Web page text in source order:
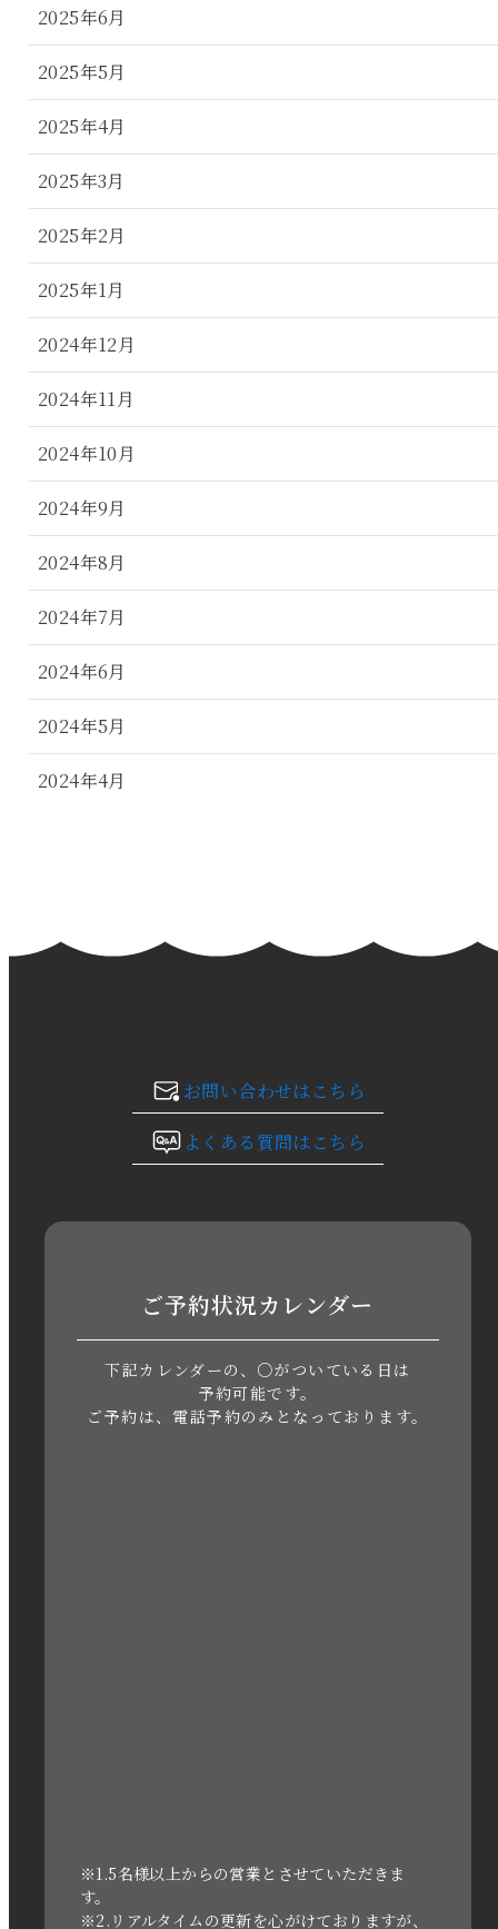
2025年6月
2025年5月
2025年4月
2025年3月
2025年2月
2025年1月
2024年12月
2024年11月
2024年10月
2024年9月
2024年8月
2024年7月
2024年6月
2024年5月
2024年4月
2024年1月
2023年10月
2023年8月
2023年5月
2021年3月
お問い合わせはこちら
よくある質問はこちら
ご予約状況カレンダー
下記カレンダーの、○がついている日は
予約可能です。
ご予約は、電話予約のみとなっております。
※1.5名様以上からの営業とさせていただきま
す。
※2.リアルタイムの更新を心がけておりますが、